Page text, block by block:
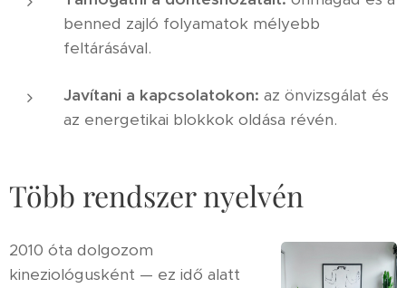
benned zajló folyamatok mélyebb
feltárásával.
Javítani a kapcsolatokon: az önvizsgálat és
az energetikai blokkok oldása révén.
Több rendszer nyelvén
2010 óta dolgozom
kineziológusként — ez idő alatt